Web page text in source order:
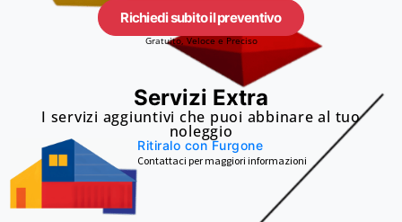
Richiedi subito il preventivo
Gratuito, Veloce e Preciso
Servizi Extra
I servizi aggiuntivi che puoi abbinare al tuo
noleggio
Ritiralo con Furgone
Contattaci per maggiori informazioni